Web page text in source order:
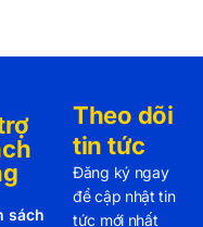
sách
Theo dõi
tin tức
Đăng ký ngay
để cập nhật tin
tức mới nhất